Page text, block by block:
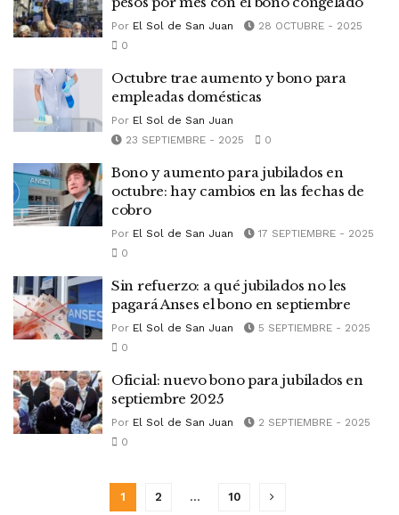
Por El Sol de San Juan
28 OCTUBRE - 2025
0
Octubre trae aumento y bono para
empleadas domésticas
Por El Sol de San Juan
23 SEPTIEMBRE - 2025
0
Bono y aumento para jubilados en
octubre: hay cambios en las fechas de
cobro
Por El Sol de San Juan
17 SEPTIEMBRE - 2025
0
Sin refuerzo: a qué jubilados no les
pagará Anses el bono en septiembre
Por El Sol de San Juan
5 SEPTIEMBRE - 2025
0
Oficial: nuevo bono para jubilados en
septiembre 2025
Por El Sol de San Juan
2 SEPTIEMBRE - 2025
0
1 2 … 10